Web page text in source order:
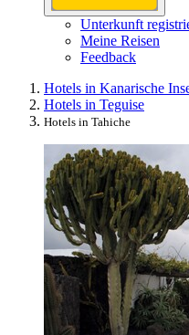
Unterkunft
Meine Reisen
Feedback
Hotels in Kanarische
Hotels in Teguise
Hotels in Tahiche